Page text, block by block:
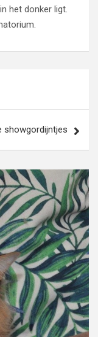
het donker ligt.
showgordijntjes